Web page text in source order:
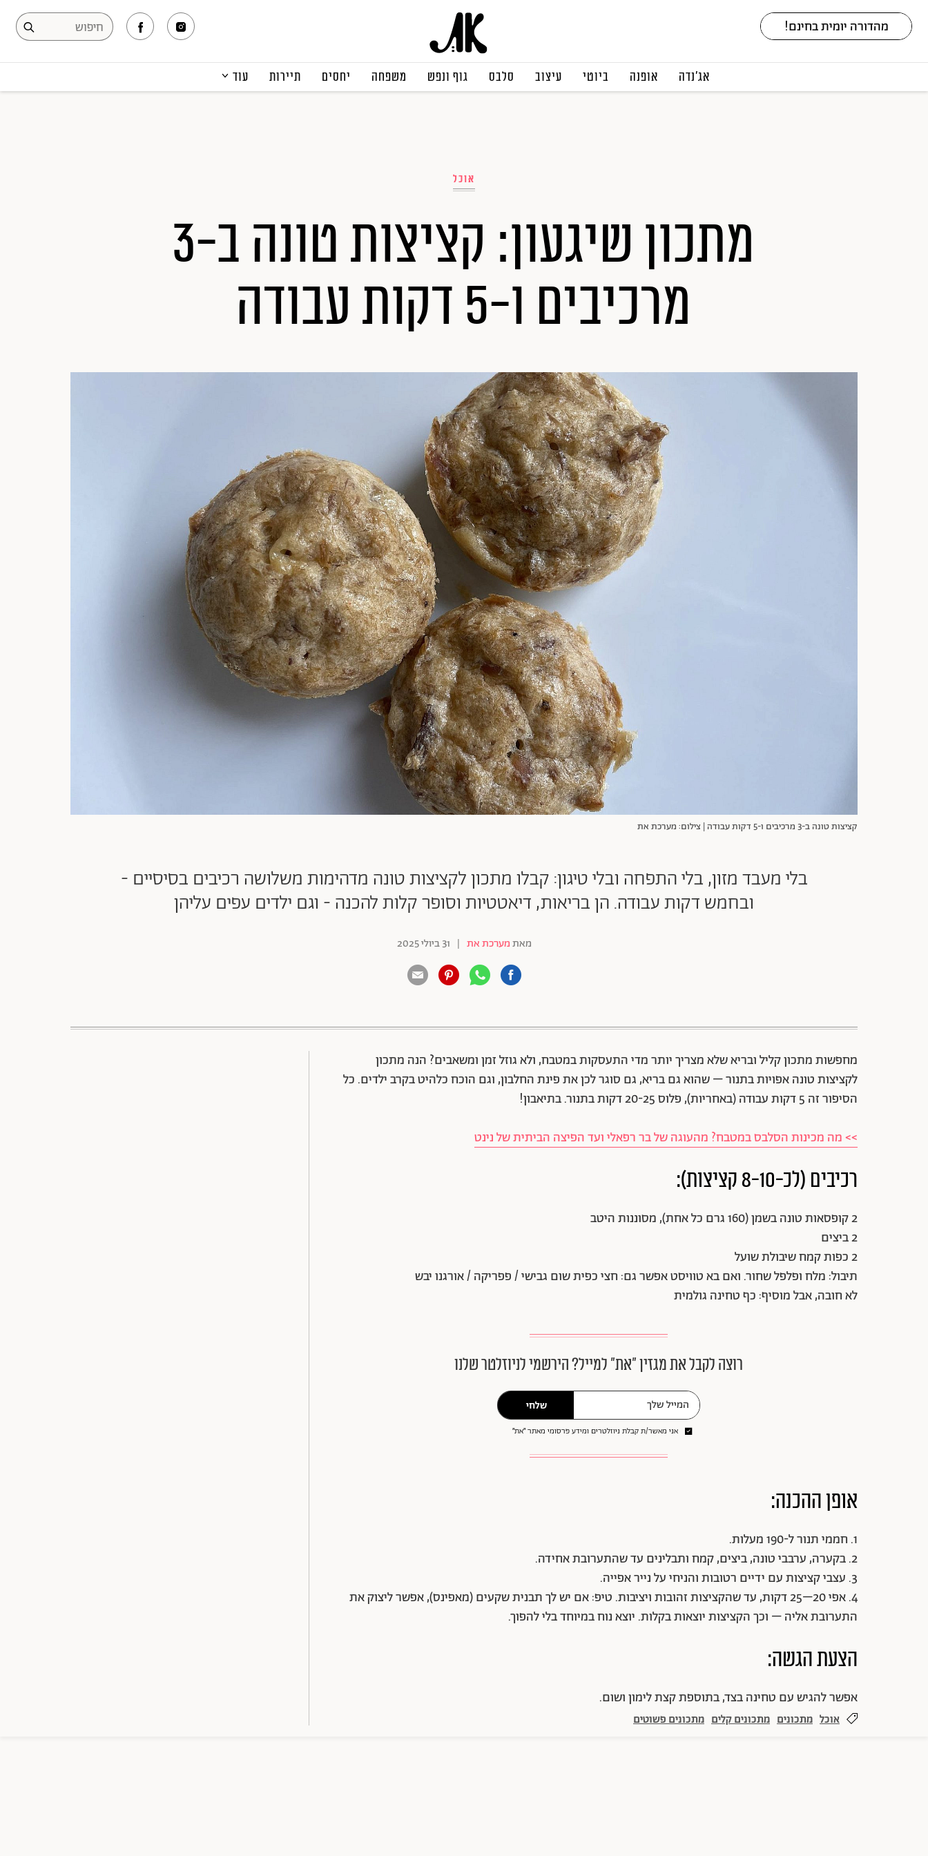
אג׳נדה אופנה ביוטי עיצוב סלבס גוף ונפש משפחה יחסים תיירות עוד
אוכל
מתכון שיגעון: קציצות טונה ב-3
מרכיבים ו-5 דקות עבודה
קציצות טונה ב-3 מרכיבים ו-5 דקות עבודה | צילום: מערכת את
בלי מעבד מזון, בלי התפחה ובלי טיגון: קבלו מתכון לקציצות טונה מדהימות משלושה רכיבים בסיסיים -
ובחמש דקות עבודה. הן בריאות, דיאטטיות וסופר קלות להכנה - וגם ילדים עפים עליהן
מאתמערכת את | 31 ביולי 2025
מחפשות מתכון קליל ובריא שלא מצריך יותר מדי התעסקות במטבח, ולא גוזל זמן ומשאבים? הנה מתכון
לקציצות טונה אפויות בתנור – שהוא גם בריא, גם סוגר לכן את פינת החלבון, וגם הוכח כלהיט בקרב ילדים. כל
הסיפור זה 5 דקות עבודה (באחריות), פלוס 20-25 דקות בתנור. בתיאבון!
>> מה מכינות הסלבס במטבח? מהעוגה של בר רפאלי ועד הפיצה הביתית של נינט
רכיבים (לכ-8-10 קציצות):
2 קופסאות טונה בשמן (160 גרם כל אחת), מסוננות היטב
2 ביצים
2 כפות קמח שיבולת שועל
תיבול: מלח ופלפל שחור. ואם בא טוויסט אפשר גם: חצי כפית שום גבישי / פפריקה / אורגנו יבש
לא חובה, אבל מוסיף: כף טחינה גולמית
רוצה לקבל את מגזין ״את״ למייל? הירשמי לניוזלטר שלנו
שלחי
אני מאשר/ת קבלת ניוזלטרים ומידע פרסומי מאתר ״את״
אופן ההכנה:
1. חממי תנור ל-190 מעלות.
2. בקערה, ערבבי טונה, ביצים, קמח ותבלינים עד שהתערובת אחידה.
3. עצבי קציצות עם ידיים רטובות והניחי על נייר אפייה.
4. אפי 20–25 דקות, עד שהקציצות זהובות ויציבות. טיפ: אם יש לך תבנית שקעים (מאפינס), אפשר ליצוק את
התערובת אליה – וכך הקציצות יוצאות בקלות. יוצא נוח במיוחד בלי להפוך.
הצעת הגשה:
אפשר להגיש עם טחינה בצד, בתוספת קצת לימון ושום.
אוכל מתכונים מתכונים קלים מתכונים פשוטים